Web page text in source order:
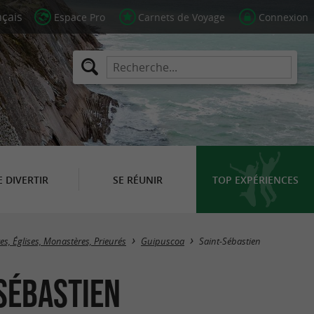
Espace Pro Carnets de Voyage Connexion
DIVERTIR SE RÉUNIR TOP EXPÉRIENCES
Masquer la carte
Églises, Monastères, Prieurés Guipuscoa Saint-Sébastien